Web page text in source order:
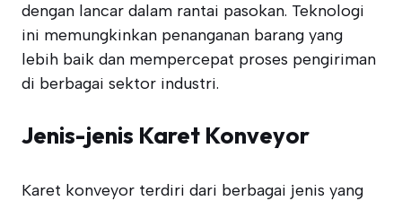
dengan lancar dalam rantai pasokan. Teknologi
ini memungkinkan penanganan barang yang
lebih baik dan mempercepat proses pengiriman
di berbagai sektor industri.
Jenis-jenis Karet Konveyor
Karet konveyor terdiri dari berbagai jenis yang